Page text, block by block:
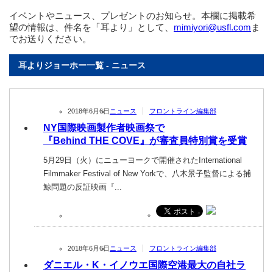
イベントやニュース、プレゼントのお知らせ。本欄に掲載希
望の情報は、件名を「耳より」として、 mimiyori@usfl.com ま
でお送りください。
耳よりジョーホー一覧 - ニュース
2018年6月6日 ニュース フロントライン編集部
NY国際映画製作者映画祭で
『Behind THE COVE』が審査員特別賞を受賞
5月29日（火）にニューヨークで開催されたInternational
Filmmaker Festival of New Yorkで、八木景子監督による捕
鯨問題の反証映画『...
2018年6月6日 ニュース フロントライン編集部
ダニエル・K・イノウエ国際空港最大の自社ラ